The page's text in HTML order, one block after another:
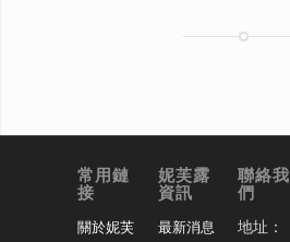
常用鏈
接
關於妮芙
妮芙露
資訊
最新消息
聯絡我
們
地址：